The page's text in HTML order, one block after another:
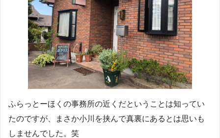
ふらっとーほくの事務所の近くだということは知ってい
たのですが、まさか小川を挟んで真裏にあるとは思いも
しませんでした。笑